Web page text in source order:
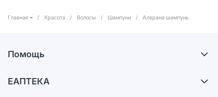
Главная / Красота / Волосы / Шампуни / Алерана шампунь
Помощь
Самовывоз из аптек
ЕАПТЕКА